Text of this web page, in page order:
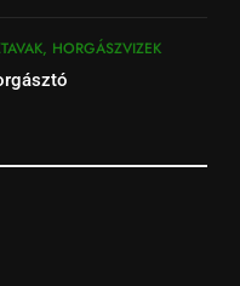
HORGÁSZVIZEK